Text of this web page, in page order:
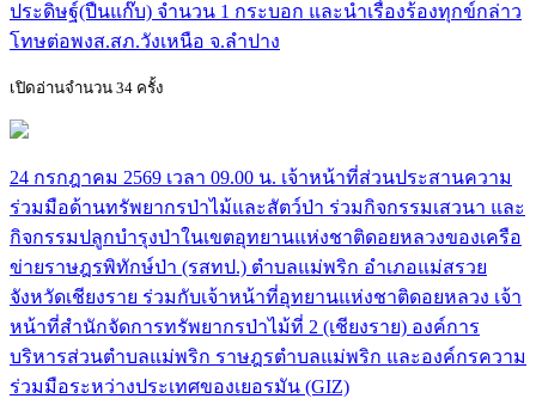
ประดิษฐ์(ปืนแก๊บ) จำนวน 1 กระบอก และนำเรื่องร้องทุกข์กล่าว
โทษต่อพงส.สภ.วังเหนือ จ.ลำปาง
เปิดอ่านจำนวน 34 ครั้ง
24 กรกฎาคม 2569 เวลา 09.00 น. เจ้าหน้าที่ส่วนประสานความ
ร่วมมือด้านทรัพยากรป่าไม้และสัตว์ป่า ร่วมกิจกรรมเสวนา และ
กิจกรรมปลูกบำรุงป่าในเขตอุทยานแห่งชาติดอยหลวงของเครือ
ข่ายราษฎรพิทักษ์ป่า (รสทป.) ตำบลแม่พริก อำเภอแม่สรวย
จังหวัดเชียงราย ร่วมกับเจ้าหน้าที่อุทยานแห่งชาติดอยหลวง เจ้า
หน้าที่สำนักจัดการทรัพยากรป่าไม้ที่ 2 (เชียงราย) องค์การ
บริหารส่วนตำบลแม่พริก ราษฎรตำบลแม่พริก และองค์กรความ
ร่วมมือระหว่างประเทศของเยอรมัน (GIZ)